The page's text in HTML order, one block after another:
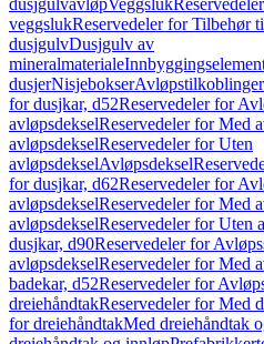
dusjgulvavløpVeggsluk
veggslukReservedeler for Tilbehør
dusjgulvDusjgulv av
mineralmateriale
dusjerNisjebokser
for dusjkar, d52Reservedeler for
avløpsdekselReservedeler for Med
avløpsdekselReservedeler for Uten
avløpsdekselAvløpsdeksel
for dusjkar, d62Reservedeler for
avløpsdekselReservedeler for Med
avløpsdekselReservedeler for Uten
dusjkar, d90Reservedeler for
avløpsdekselReservedeler for Med
badekar, d52Reservedeler for
dreiehåndtakReservedeler for Med
for dreiehåndtakMed dreiehåndtak